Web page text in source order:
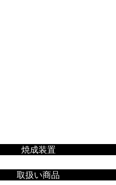
焼成装置
取扱い商品